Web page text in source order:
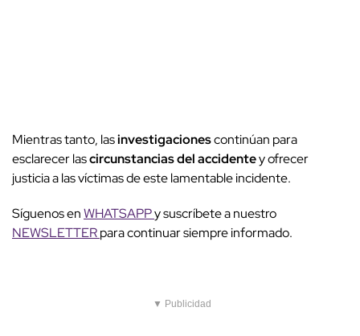
Mientras tanto, lasinvestigacionescontinúan para
esclarecer lascircunstancias del accidentey ofrecer
justicia a las víctimas de este lamentable incidente.
Síguenos enWHATSAPPy suscríbete a nuestro
NEWSLETTERpara continuar siempre informado.
▼ Publicidad